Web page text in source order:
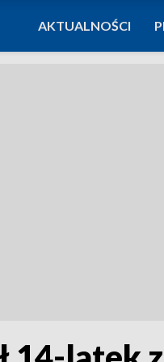
AKTUALNOŚCI